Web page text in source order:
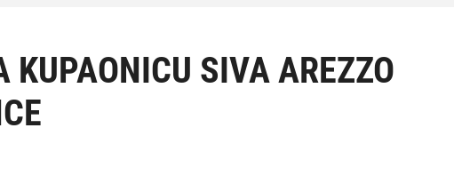
KUPAONICU SIVA AREZZO